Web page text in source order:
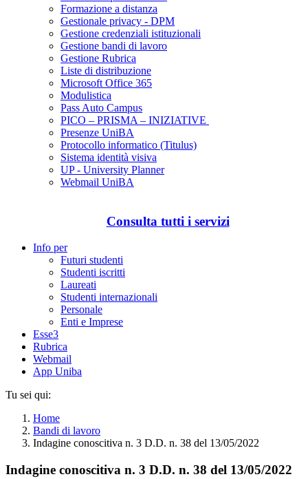
Formazione a distanza
Gestionale privacy - DPM
Gestione credenziali istituzionali
Gestione bandi di lavoro
Gestione Rubrica
Liste di distribuzione
Microsoft Office 365
Modulistica
Pass Auto Campus
PICO – PRISMA – INIZIATIVE
Presenze UniBA
Protocollo informatico (Titulus)
Sistema identità visiva
UP - University Planner
Webmail UniBA
Consulta tutti i servizi
Info per
Futuri studenti
Studenti iscritti
Laureati
Studenti internazionali
Personale
Enti e Imprese
Esse3
Rubrica
Webmail
App Uniba
Tu sei qui:
Home
Bandi di lavoro
Indagine conoscitiva n. 3 D.D. n. 38 del 13/05/2022
Indagine conoscitiva n. 3 D.D. n. 38 del 13/05/2022